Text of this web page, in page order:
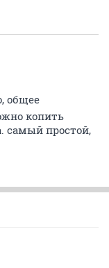
общее
копить
самый простой,